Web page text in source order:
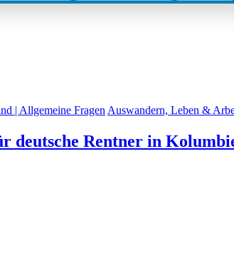
| Allgemeine Fragen Auswandern, Leben &
deutsche Rentner in